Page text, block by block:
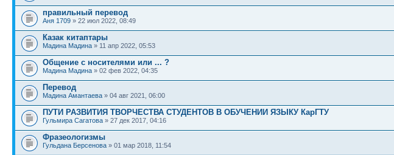
правильный перевод
Аня 1709 » 22 июл 2022, 08:49
Казак китаптары
Мадина Мадина » 11 апр 2022, 05:53
Общение с носителями или ... ?
Мадина Мадина » 02 фев 2022, 04:35
Перевод
Мадина Амантаева » 04 авг 2021, 06:00
ПУТИ РАЗВИТИЯ ТВОРЧЕСТВА СТУДЕНТОВ В ОБУЧЕНИИ ЯЗЫКУ КарГТУ
Гульмира Сагатова » 27 дек 2017, 04:16
Фразеологизмы
Гульдана Берсенова » 01 мар 2018, 11:54